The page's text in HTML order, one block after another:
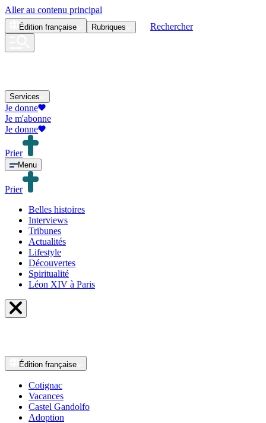
Aller au contenu principal
Édition française Rubriques Rechercher
Services
Je donne
Je m'abonne
Je donne
Prier
Menu
Prier
Belles histoires
Interviews
Tribunes
Actualités
Lifestyle
Découvertes
Spiritualité
Léon XIV à Paris
Édition française
Cotignac
Vacances
Castel Gandolfo
Adoption